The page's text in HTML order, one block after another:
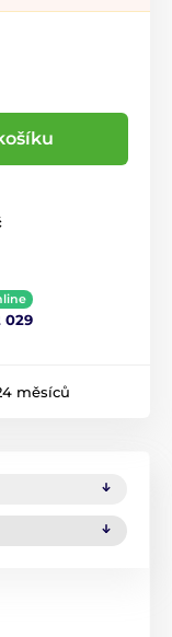
029
měsíců